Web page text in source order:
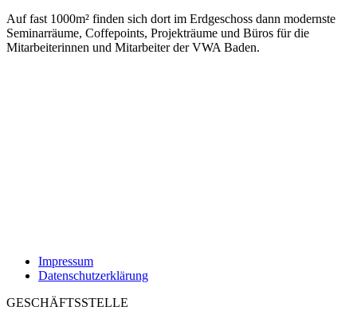
Auf fast 1000m² finden sich dort im Erdgeschoss dann modernste
Seminarräume, Coffepoints, Projekträume und Büros für die
Mitarbeiterinnen und Mitarbeiter der VWA Baden.
Impressum
Datenschutzerklärung
GESCHÄFTSSTELLE